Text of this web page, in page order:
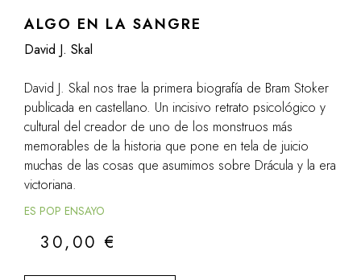
ALGO EN LA SANGRE
David J. Skal
David J. Skal nos trae la primera biografía de Bram Stoker
publicada en castellano. Un incisivo retrato psicológico y
cultural del creador de uno de los monstruos más
memorables de la historia que pone en tela de juicio
muchas de las cosas que asumimos sobre Drácula y la era
victoriana.
ES POP ENSAYO
30,00€